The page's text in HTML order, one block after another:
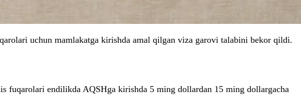
uchun mamlakatga kirishda amal qilgan viza garovi talabini bekor qildi.
fuqarolari endilikda AQSHga kirishda 5 ming dollardan 15 ming dollargacha